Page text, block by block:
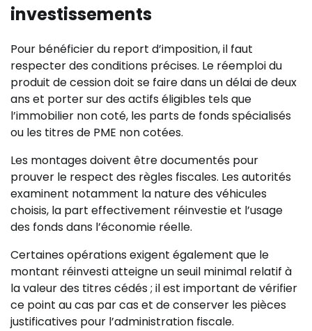
investissements
Pour bénéficier du report d’imposition, il faut
respecter des conditions précises. Le réemploi du
produit de cession doit se faire dans un délai de deux
ans et porter sur des actifs éligibles tels que
l’immobilier non coté, les parts de fonds spécialisés
ou les titres de PME non cotées.
Les montages doivent être documentés pour
prouver le respect des règles fiscales. Les autorités
examinent notamment la nature des véhicules
choisis, la part effectivement réinvestie et l’usage
des fonds dans l’économie réelle.
Certaines opérations exigent également que le
montant réinvesti atteigne un seuil minimal relatif à
la valeur des titres cédés ; il est important de vérifier
ce point au cas par cas et de conserver les pièces
justificatives pour l’administration fiscale.